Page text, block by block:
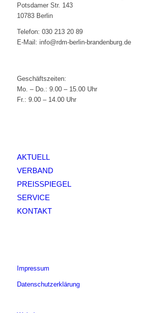
Potsdamer Str. 143
10783 Berlin
Telefon: 030 213 20 89
E-Mail: info@rdm-berlin-brandenburg.de
Geschäftszeiten:
Mo. – Do.: 9.00 – 15.00 Uhr
Fr.: 9.00 – 14.00 Uhr
AKTUELL
VERBAND
PREISSPIEGEL
SERVICE
KONTAKT
Impressum
Datenschutzerklärung